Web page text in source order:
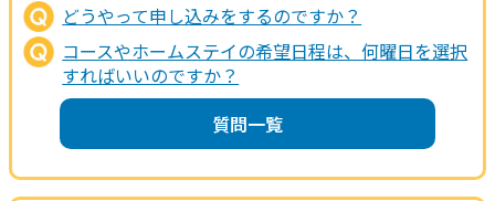
どうやって申し込みをするのですか？
コースやホームステイの希望日程は、何曜日を選択
すればいいのですか？
質問一覧